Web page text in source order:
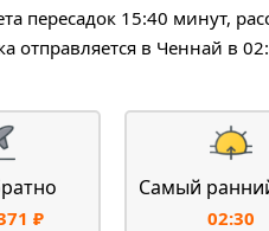
пересадок 15:40 минут,
отправляется в Ченнай в
₽
Самый
02:30